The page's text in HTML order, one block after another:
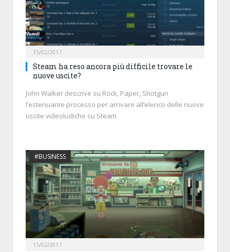
15/02/2017
Steam ha reso ancora più difficile trovare le
nuove uscite?
John Walker descrive su Rock, Paper, Shotgun
l’estenuante processo per arrivare all’elenco delle nuove
uscite videoludiche su Steam
#BUSINESS
15/02/2017